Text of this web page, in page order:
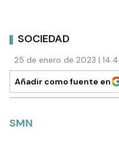
SOCIEDAD
25 de enero de 2023 |
Añadir como fuente en
SMN